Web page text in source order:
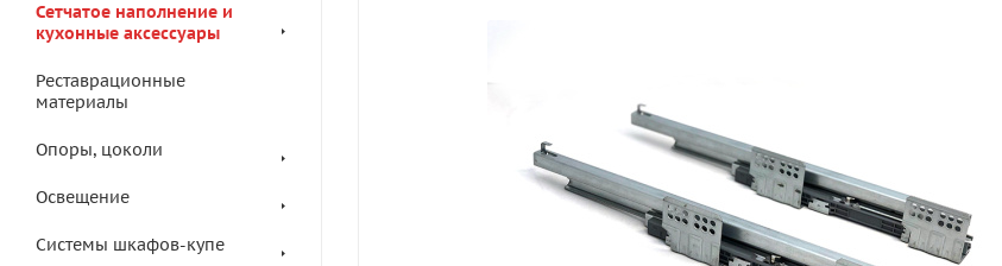
Сетчатое наполнение и
кухонные аксессуары
Реставрационные
материалы
Опоры, цоколи
Освещение
Системы шкафов-купе